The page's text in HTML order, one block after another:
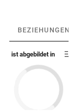
BEZIEHUNGEN
ist abgebildet in